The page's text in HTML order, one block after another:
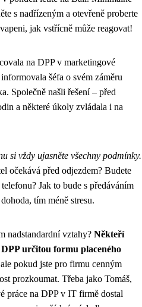
s nadřízeným a otevřeně proberte
jak vstřícně může reagovat!
na DPP v marketingové
šéfa o svém záměru
Společně našli řešení – před
a některé úkoly zvládala i na
si vždy ujasněte všechny podmínky.
očekává před odjezdem? Budete
Jak to bude s předáváním
tím méně stresu.
nadstandardní vztahy? Někteří
určitou formu placeného
pokud jste pro firmu cenným
prozkoumat. Třeba jako Tomáš,
práce na DPP v IT firmě dostal